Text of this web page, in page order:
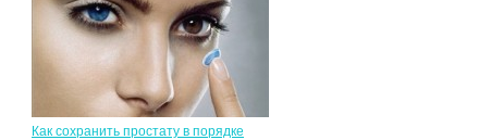
Как сохранить простату в порядке